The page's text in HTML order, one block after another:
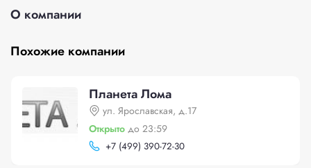
О компании
Похожие компании
Планета Лома
ул. Ярославская, д.17
Открыто до 23:59
+7 (499) 390-72-30